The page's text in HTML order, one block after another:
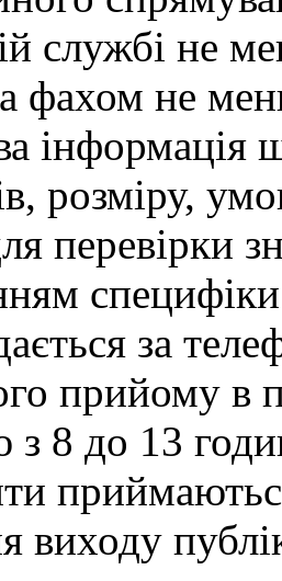
службі не
фахом не
інформація
розміру,
перевірки
за
прийому в
з 8 до 13
виходу